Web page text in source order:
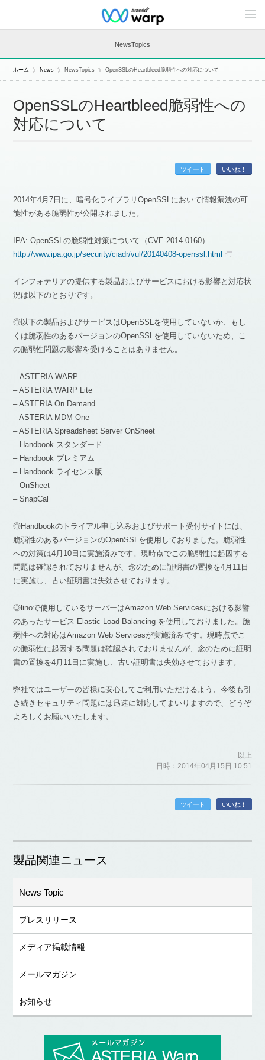
C
n
n
NewsTopics
ホーム News NewsTopics OpenSSLのHeartbleed脆弱性への対応について
OpenSSLのHeartbleed脆弱性への
対応について
ツイート いいね！
2014年4月7日に、暗号化ライブラリOpenSSLにおいて情報漏洩の可
能性がある脆弱性が公開されました。
IPA: OpenSSLの脆弱性対策について（CVE-2014-0160）
http://www.ipa.go.jp/security/ciadr/vul/20140408-openssl.html
インフォテリアの提供する製品およびサービスにおける影響と対応状
況は以下のとおりです。
◎以下の製品およびサービスはOpenSSLを使用していないか、もし
くは脆弱性のあるバージョンのOpenSSLを使用していないため、こ
の脆弱性問題の影響を受けることはありません。
– ASTERIA WARP
– ASTERIA WARP Lite
– ASTERIA On Demand
– ASTERIA MDM One
– ASTERIA Spreadsheet Server OnSheet
– Handbook スタンダード
– Handbook プレミアム
– Handbook ライセンス版
– OnSheet
– SnapCal
◎Handbookのトライアル申し込みおよびサポート受付サイトには、
脆弱性のあるバージョンのOpenSSLを使用しておりました。脆弱性
への対策は4月10日に実施済みです。現時点でこの脆弱性に起因する
問題は確認されておりませんが、念のために証明書の置換を4月11日
に実施し、古い証明書は失効させております。
◎linoで使用しているサーバーはAmazon Web Servicesにおける影響
のあったサービス Elastic Load Balancing を使用しておりました。脆
弱性への対応はAmazon Web Servicesが実施済みです。現時点でこ
の脆弱性に起因する問題は確認されておりませんが、念のために証明
書の置換を4月11日に実施し、古い証明書は失効させております。
弊社ではユーザーの皆様に安心してご利用いただけるよう、今後も引
き続きセキュリティ問題には迅速に対応してまいりますので、どうぞ
よろしくお願いいたします。
以上
日時：2014年04月15日 10:51
ツイート いいね！
製品関連ニュース
News Topic
プレスリリース
メディア掲載情報
メールマガジン
お知らせ